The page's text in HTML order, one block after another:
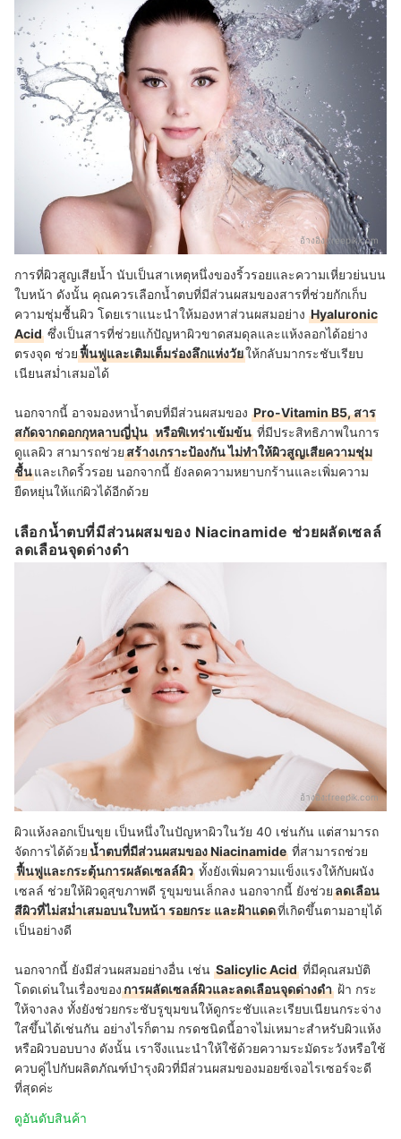
อ้างอิง:freepik.com
การที่ผิวสูญเสียน้ำ นับเป็นสาเหตุหนึ่งของริ้วรอยและความเหี่ยวย่นบน
ใบหน้า ดังนั้น คุณควรเลือกน้ำตบที่มีส่วนผสมของสารที่ช่วยกักเก็บ
ความชุ่มชื้นผิว โดยเราแนะนำให้มองหาส่วนผสมอย่าง Hyaluronic
Acid ซึ่งเป็นสารที่ช่วยแก้ปัญหาผิวขาดสมดุลและแห้งลอกได้อย่าง
ตรงจุด ช่วยฟื้นฟูและเติมเต็มร่องลึกแห่งวัยให้กลับมากระชับเรียบ
เนียนสม่ำเสมอได้
นอกจากนี้ อาจมองหาน้ำตบที่มีส่วนผสมของ Pro-Vitamin B5, สาร
สกัดจากดอกกุหลาบญี่ปุ่น หรือพิเทร่าเข้มข้น ที่มีประสิทธิภาพในการ
ดูแลผิว สามารถช่วยสร้างเกราะป้องกัน ไม่ทำให้ผิวสูญเสียความชุ่ม
ชื้นและเกิดริ้วรอย นอกจากนี้ ยังลดความหยาบกร้านและเพิ่มความ
ยืดหยุ่นให้แก่ผิวได้อีกด้วย
เลือกน้ำตบที่มีส่วนผสมของ Niacinamide ช่วยผลัดเซลล์
ลดเลือนจุดด่างดำ
อ้างอิง:freepik.com
ผิวแห้งลอกเป็นขุย เป็นหนึ่งในปัญหาผิวในวัย 40 เช่นกัน แต่สามารถ
จัดการได้ด้วยน้ำตบที่มีส่วนผสมของ Niacinamide ที่สามารถช่วย
ฟื้นฟูและกระตุ้นการผลัดเซลล์ผิว ทั้งยังเพิ่มความแข็งแรงให้กับผนัง
เซลล์ ช่วยให้ผิวดูสุขภาพดี รูขุมขนเล็กลง นอกจากนี้ ยังช่วยลดเลือน
สีผิวที่ไม่สม่ำเสมอบนใบหน้า รอยกระ และฝ้าแดดที่เกิดขึ้นตามอายุได้
เป็นอย่างดี
นอกจากนี้ ยังมีส่วนผสมอย่างอื่น เช่น Salicylic Acid ที่มีคุณสมบัติ
โดดเด่นในเรื่องของการผลัดเซลล์ผิวและลดเลือนจุดด่างดำ ฝ้า กระ
ให้จางลง ทั้งยังช่วยกระชับรูขุมขนให้ดูกระชับและเรียบเนียนกระจ่าง
ใสขึ้นได้เช่นกัน อย่างไรก็ตาม กรดชนิดนี้อาจไม่เหมาะสำหรับผิวแห้ง
หรือผิวบอบบาง ดังนั้น เราจึงแนะนำให้ใช้ด้วยความระมัดระวังหรือใช้
ควบคู่ไปกับผลิตภัณฑ์บำรุงผิวที่มีส่วนผสมของมอยซ์เจอไรเซอร์จะดี
ที่สุดค่ะ
ดูอันดับสินค้า